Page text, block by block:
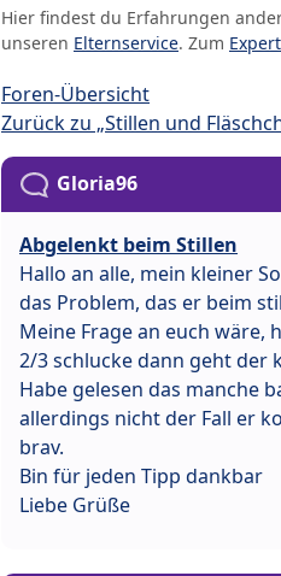
Hier findest du Erfahrungen
unseren Elternservice. Zum
Foren-Übersicht
Zurück zu „Stillen und
Gloria96
Abgelenkt beim Stillen
Hallo an alle, mein kleiner
das Problem, das er beim
Meine Frage an euch
2/3 schlucke dann geht der
Habe gelesen das manche
allerdings nicht der Fall er
brav.
Bin für jeden Tipp dankbar
Liebe Grüße